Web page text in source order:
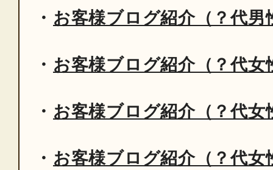
お客様ブログ紹介（？代男
お客様ブログ紹介（？代女
お客様ブログ紹介（？代女
お客様ブログ紹介（？代女